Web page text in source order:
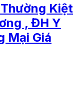
Kiệt
, ĐH Y
Mại Giá